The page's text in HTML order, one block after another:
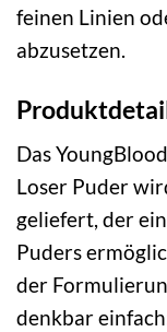
feinen Linien
abzusetzen.
Das
Loser Puder
geliefert, der
Puders
der
denkbar